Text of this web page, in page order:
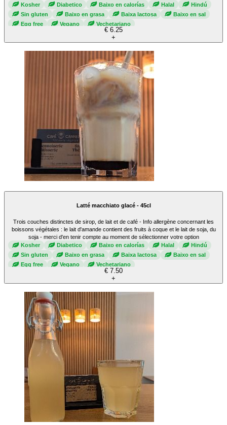
Kosher
Diabetico Baixo en calorías Halal
Hindú
Sin gluten
Baixo en grasa Baixa lactosa
Baixo en sal
Egg free
Vegano Vechetariano
€ 6.25
+
Latté macchiato glacé - 45cl
Trois couches distinctes de sirop, de lait et de café - Info allergène concernant les
boissons végétales : le lait d'amande contient des fruits à coque et le lait de soja, du
soja - merci d'en tenir compte au moment de sélectionner votre option
Kosher
Diabetico Baixo en calorías Halal
Hindú
Sin gluten
Baixo en grasa Baixa lactosa
Baixo en sal
Egg free
Vegano Vechetariano
€ 7.50
+